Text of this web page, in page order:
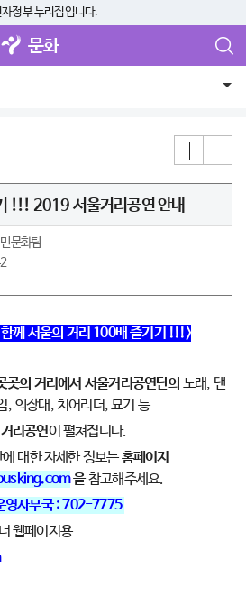
정부 누리집입니다.
문화
!!! 2019 서울거리공연 안내
문화팀
께 서울의 거리 100배 즐기기 !!!>
곳의 거리에서 서울거리공연단의 노래, 댄
, 의장대, 치어리더, 묘기 등
리공연이 펼쳐집니다.
대한 자세한 정보는홈페이지
을참고해주세요.
영사무국 : 702-7775